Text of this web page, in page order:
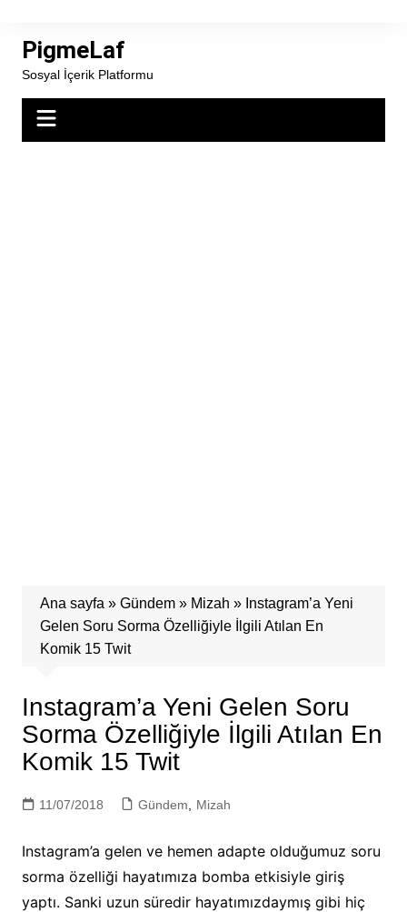
contentPigmeLaf
Sosyal İçerik Platformu
Ana sayfa » Gündem» Mizah » Instagram’a Yeni
Gelen Soru Sorma Özelliğiyle İlgili Atılan En
Komik 15 Twit
Instagram’a Yeni Gelen Soru
Sorma Özelliğiyle İlgili Atılan En
Komik 15 Twit
11/07/2018 Gündem Mizah
Instagram’a gelen ve hemen adapte olduğumuz soru
sorma özelliği hayatımıza bomba etkisiyle giriş
yaptı. Sanki uzun süredir hayatımızdaymış gibi hiç